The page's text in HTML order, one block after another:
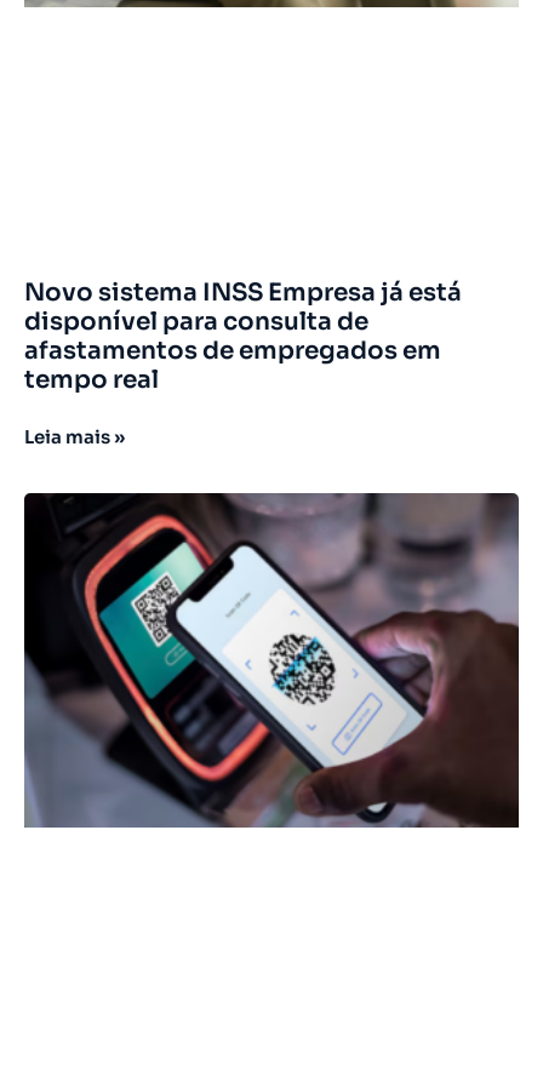
Novo sistema INSS Empresa já está
disponível para consulta de
afastamentos de empregados em
tempo real
Leia mais »